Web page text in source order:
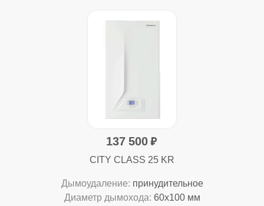
137 500
CITY CLASS 25 KR
Дымоудаление: принудительное
Диаметр дымохода: 60x100 мм